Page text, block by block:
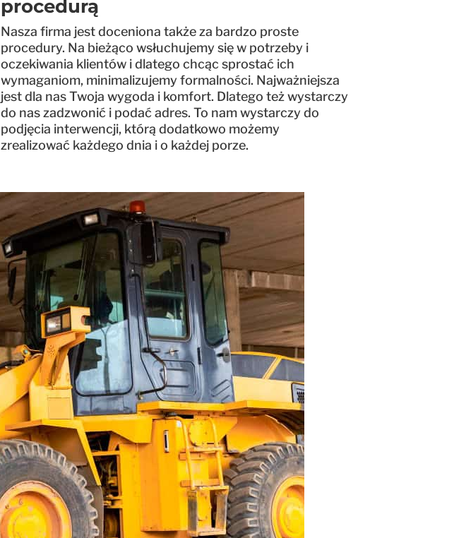
procedurą
Nasza firma jest doceniona także za bardzo proste
procedury. Na bieżąco wsłuchujemy się w potrzeby i
oczekiwania klientów i dlatego chcąc sprostać ich
wymaganiom, minimalizujemy formalności. Najważniejsza
jest dla nas Twoja wygoda i komfort. Dlatego też wystarczy
do nas zadzwonić i podać adres. To nam wystarczy do
podjęcia interwencji, którą dodatkowo możemy
zrealizować każdego dnia i o każdej porze.